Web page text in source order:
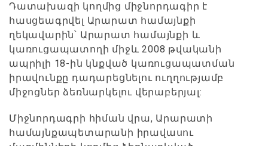
Դատախազի կողմից միջնորդագիր է
հասցեագրվել Արարատ համայնքի
ղեկավարին՝ Արարատ համայնքի և
կառուցապատողի միջև 2008 թվականի
ապրիլի 18-ին կնքված կառուցապատման
իրավունքը դադարեցնելու ուղղությամբ
միջոցներ ձեռնարկելու վերաբերյալ:
Միջնորդագրի հիման վրա, Արարատի
համայնքապետարանի իրավասու